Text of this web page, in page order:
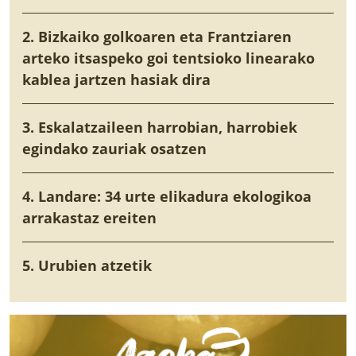
2. Bizkaiko golkoaren eta Frantziaren
arteko itsaspeko goi tentsioko linearako
kablea jartzen hasiak dira
3. Eskalatzaileen harrobian, harrobiek
egindako zauriak osatzen
4. Landare: 34 urte elikadura ekologikoa
arrakastaz ereiten
5. Urubien atzetik